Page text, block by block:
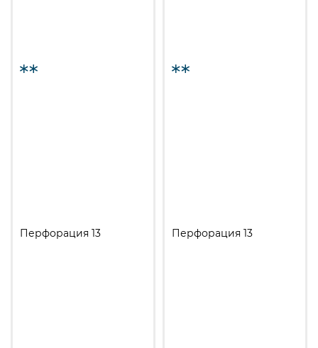
Перфорация 13 Перфорация 13